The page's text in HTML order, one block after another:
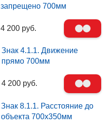
запрещено 700мм
4 200 руб.
Знак 4.1.1. Движение
прямо 700мм
4 200 руб.
Знак 8.1.1. Расстояние до
объекта 700х350мм